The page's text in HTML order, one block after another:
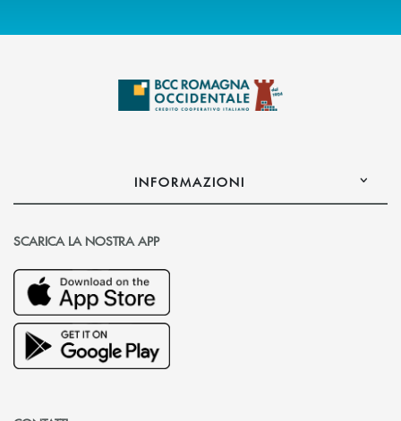
INFORMAZIONI
SCARICA LA NOSTRA APP